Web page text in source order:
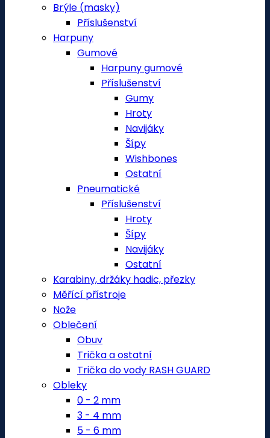
Brýle (masky)
Příslušenství
Harpuny
Gumové
Harpuny gumové
Příslušenství
Gumy
Hroty
Navijáky
Šípy
Wishbones
Ostatní
Pneumatické
Příslušenství
Hroty
Šípy
Navijáky
Ostatní
Karabiny, držáky hadic, přezky
Měřící přístroje
Nože
Oblečení
Obuv
Trička a ostatní
Trička do vody RASH GUARD
Obleky
0 - 2 mm
3 - 4 mm
5 - 6 mm